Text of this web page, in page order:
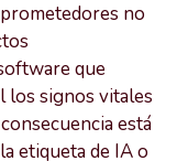
no
que
los signos vitales
está
etiqueta de IA o